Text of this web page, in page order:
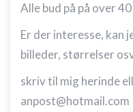
Alle bud på på over
Er der interesse, kan
billeder, størrelser
skriv til mig herinde
anpost@hotmail.com